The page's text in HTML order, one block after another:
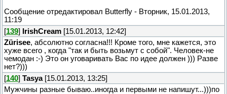
Сообщение отредактировал Butterfly - Вторник, 15.01.2013,
11:19
[139] IrishCream [15.01.2013, 12:42]
Zürisee, абсолютно согласна!!! Кроме того, мне кажется, это
хуже всего , когда "так и быть возьмут с собой". Человек-не
чемодан :-) Это он уговаривать Вас по идее должен ))) Разве
нет?)))
[140] Tasya[15.01.2013, 13:25]
Мужчины разные бываю..иногда и первыми не напишут...)))по